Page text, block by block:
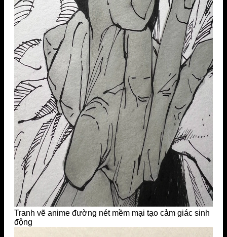
Tranh vẽ anime đường nét mềm mại tạo cảm giác sinh
động